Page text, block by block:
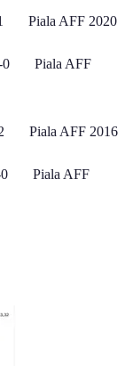
Piala AFF 2020
Piala AFF
AFF 2016
Piala AFF